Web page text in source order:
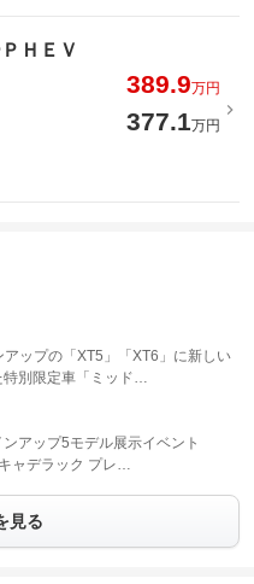
ＨＥＶ
389.9万円
377.1万円
ップの「XT5」「XT6」に新しい
特別限定車「ミッド…
アップ5モデル展示イベント
ャデラック プレ…
見る